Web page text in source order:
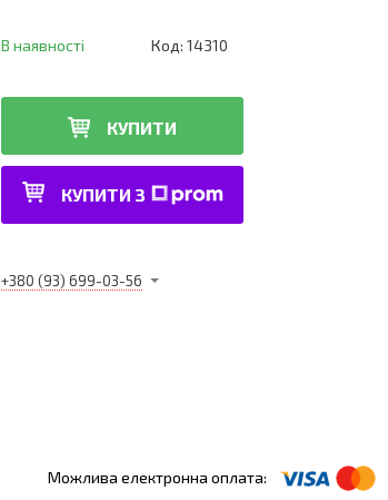
В наявності Код: 14310
КУПИТИ
КУПИТИ З
+380 (93) 699-03-56